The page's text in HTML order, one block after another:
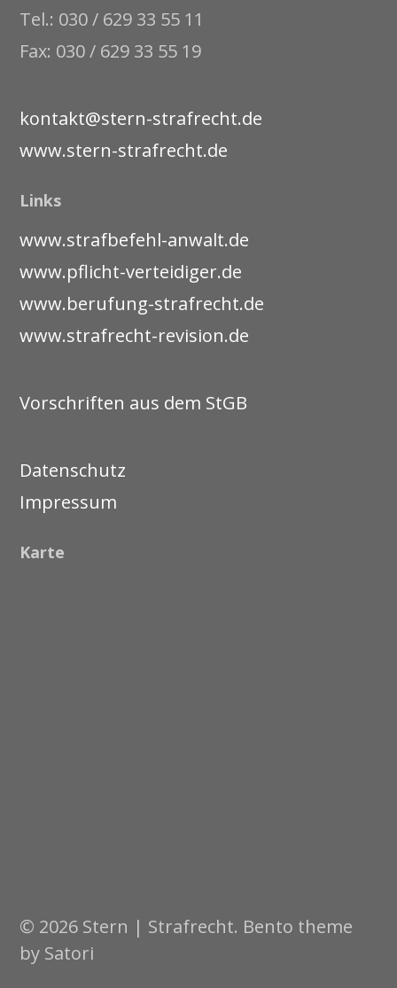
Tel.: 030 / 629 33 55 11
Fax: 030 / 629 33 55 19
kontakt@stern-strafrecht.de
www.stern-strafrecht.de
Links
www.strafbefehl-anwalt.de
www.pflicht-verteidiger.de
www.berufung-strafrecht.de
www.strafrecht-revision.de
Vorschriften aus dem StGB
Datenschutz
Impressum
Karte
© 2026 Stern | Strafrecht. Bento theme
by Satori